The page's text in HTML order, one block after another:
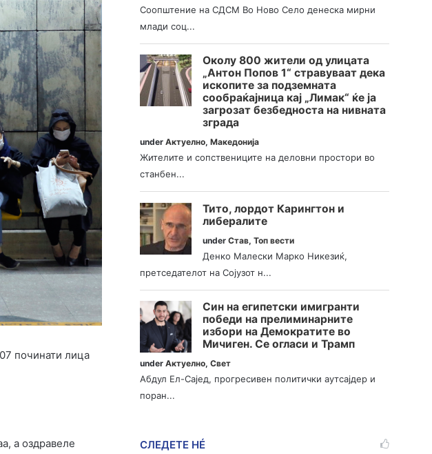
починати лица
а оздравеле
Соопштение на СДСМ Во Ново Село денеска мирни
млади соц...
Околу 800 жители од улицата
„Антон Попов 1“ стравуваат дека
ископите за подземната
сообраќајница кај „Лимак“ ќе ја
загрозат безбедноста на нивната
зграда
underАктуелно,Македонија
Жителите и сопствениците на деловни простори во
станбен...
Тито, лордот Карингтон и
либералите
underСтав,Топ вести
Денко Малески Марко Никезиќ,
претседателот на Сојузот н...
Син на египетски имигранти
победи на прелиминарните
избори на Демократите во
Мичиген. Се огласи и Трамп
underАктуелно,Свет
Абдул Ел-Сајед, прогресивен политички аутсајдер и
поран...
СЛЕДЕТЕ НÉ